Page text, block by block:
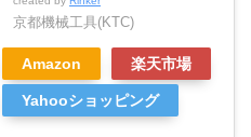
京都機械工具(KTC)
Amazon 楽天市場
Yahooショッピング